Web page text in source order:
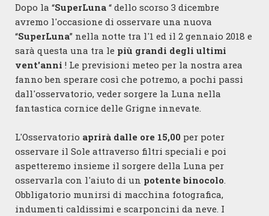
Dopo la “SuperLuna “ dello scorso 3 dicembre
avremo l'occasione di osservare una nuova
“SuperLuna” nella notte tra l'1 ed il 2 gennaio 2018 e
sarà questa una tra le più grandi degli ultimi
vent'anni ! Le previsioni meteo per la nostra area
fanno ben sperare così che potremo, a pochi passi
dall'osservatorio, veder sorgere la Luna nella
fantastica cornice delle Grigne innevate.
L'Osservatorio aprirà dalle ore 15,00 per poter
osservare il Sole attraverso filtri speciali e poi
aspetteremo insieme il sorgere della Luna per
osservarla con l'aiuto di un potente binocolo
Obbligatorio munirsi di macchina fotografica,
indumenti caldissimi e scarponcini da neve. I